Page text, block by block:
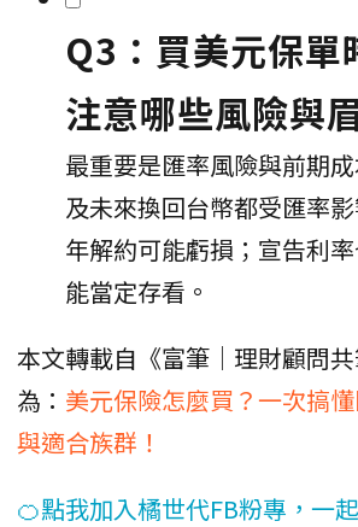
Q3：買美元保單
注意哪些風險與
最重要是匯率風險與前期
及未來換回台幣都受匯率
年解約可能虧損；宣告利
能當定存看。
本文轉載自《富筆｜理財顧問
為： 美元保險怎麼買？一次搞
與適合族群！
🍊點我加入橘世代FB粉專，一